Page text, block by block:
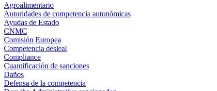
Agroalimentario
Autoridades de competencia autonómicas
Ayudas de Estado
CNMC
Comisión Europea
Competencia desleal
Compliance
Cuantificación de sanciones
Daños
Defensa de la competencia